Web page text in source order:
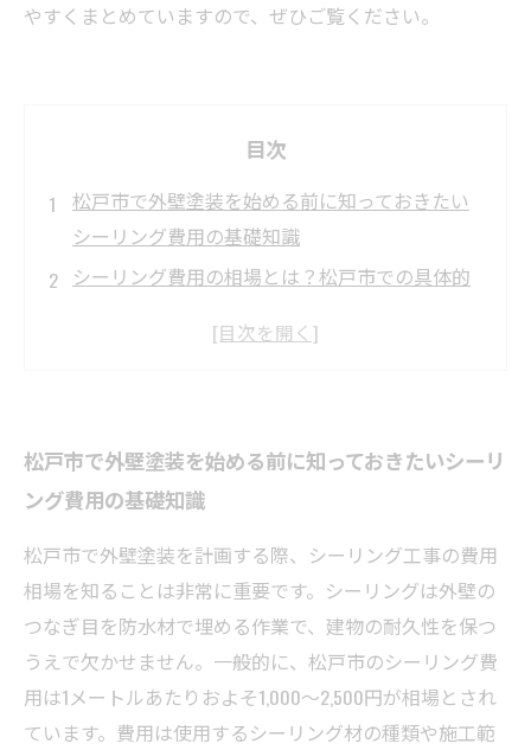
やすくまとめていますので、ぜひご覧ください。
目次
松戸市で外壁塗装を始める前に知っておきたい
シーリング費用の基礎知識
シーリング費用の相場とは？松戸市での具体的
シーリング工事の重要なポイント：防水性能を
渉のコツ
施工完了後に気をつけたいメンテナンスと長持
ちさせる秘訣
松戸市の外壁塗装でよくあるシーリング費用の
疑問を徹底解決
実際にかかる費用を比較！松戸市で賢く外壁塗
装を行う方法
松戸市で外壁塗装を始める前に知っておきたいシーリ
ング費用の基礎知識
松戸市で外壁塗装を計画する際、シーリング工事の費用
相場を知ることは非常に重要です。シーリングは外壁の
つなぎ目を防水材で埋める作業で、建物の耐久性を保つ
うえで欠かせません。一般的に、松戸市のシーリング費
用は1メートルあたりおよそ1,000〜2,500円が相場とされ
ています。費用は使用するシーリング材の種類や施工範